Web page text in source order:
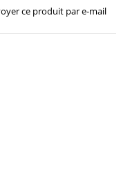
ce produit par e-mail